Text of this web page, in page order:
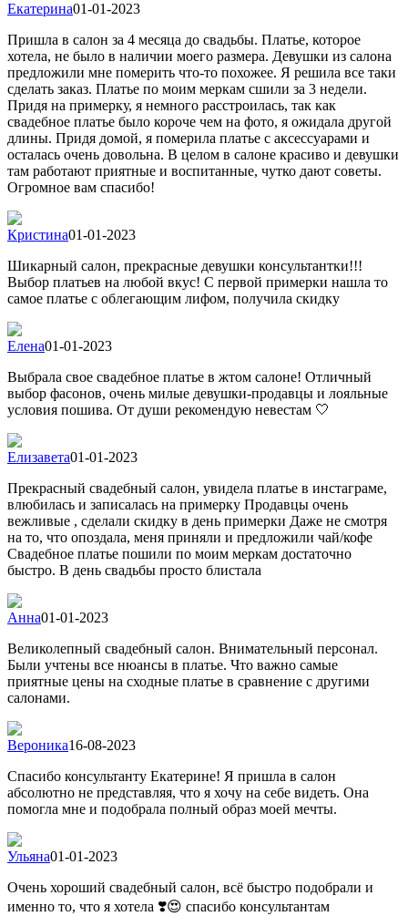
Екатерина01-01-2023
Пришла в салон за 4 месяца до свадьбы. Платье, которое
хотела, не было в наличии моего размера. Девушки из салона
предложили мне померить что-то похожее. Я решила все таки
сделать заказ. Платье по моим меркам сшили за 3 недели.
Придя на примерку, я немного расстроилась, так как
свадебное платье было короче чем на фото, я ожидала другой
длины. Придя домой, я померила платье с аксессуарами и
осталась очень довольна. В целом в салоне красиво и девушки
там работают приятные и воспитанные, чутко дают советы.
Огромное вам спасибо!
Кристина01-01-2023
Шикарный салон, прекрасные девушки консультантки!!!
Выбор платьев на любой вкус! С первой примерки нашла то
самое платье с облегающим лифом, получила скидку
Елена01-01-2023
Выбрала свое свадебное платье в жтом салоне! Отличный
выбор фасонов, очень милые девушки-продавцы и лояльные
условия пошива. От души рекомендую невестам 🤍
Елизавета01-01-2023
Прекрасный свадебный салон, увидела платье в инстаграме,
влюбилась и записалась на примерку Продавцы очень
вежливые , сделали скидку в день примерки Даже не смотря
на то, что опоздала, меня приняли и предложили чай/кофе
Свадебное платье пошили по моим меркам достаточно
быстро. В день свадьбы просто блистала
Анна01-01-2023
Великолепный свадебный салон. Внимательный персонал.
Были учтены все нюансы в платье. Что важно самые
приятные цены на сходные платье в сравнение с другими
салонами.
Вероника16-08-2023
Спасибо консультанту Екатерине! Я пришла в салон
абсолютно не представляя, что я хочу на себе видеть. Она
помогла мне и подобрала полный образ моей мечты.
Ульяна01-01-2023
Очень хороший свадебный салон, всё быстро подобрали и
именно то, что я хотела ❣️😍 спасибо консультантам